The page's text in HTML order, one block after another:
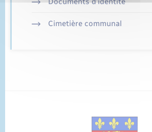
Cimetière communal